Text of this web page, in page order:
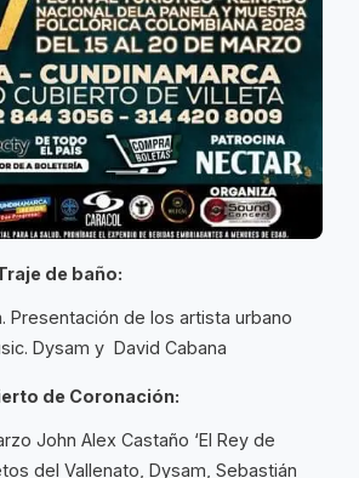
de baño:
Presentación de los artista urbano
Dysam y David Cabana
de Coronación:
John Alex Castaño ‘El Rey de
del Vallenato, Dysam, Sebastián